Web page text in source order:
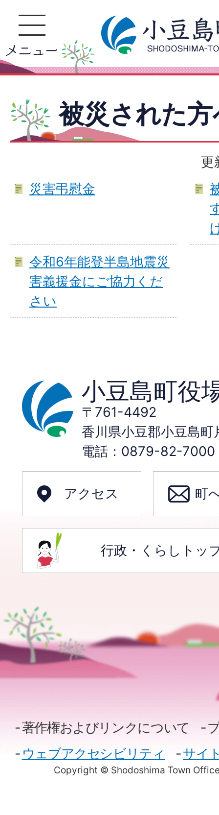
被災された
更
災害弔慰金
令和6年能登半島地震災
害義援金にご協力くだ
さい
小豆島町役
〒761-4492
香川県小豆郡小豆島
電話：0879-82-7000
アクセス 町
行政・くらしトッ
Copyright © Shodoshima Town
著作権およびリンクについて
ウェブアクセシビリティ
サイ